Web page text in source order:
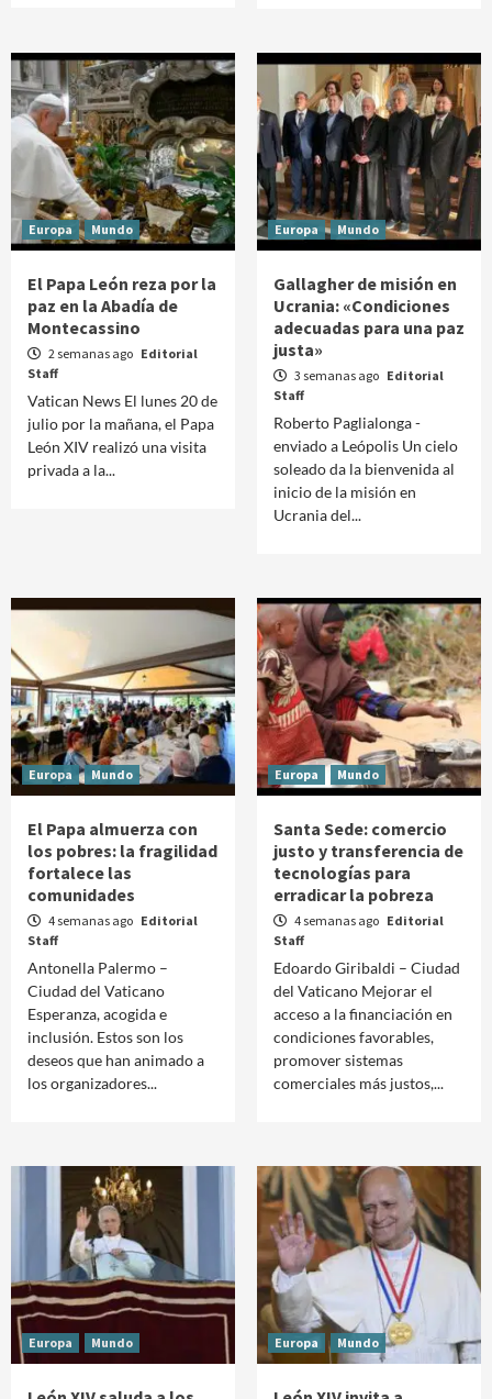
Europa Mundo
El Papa León reza por la
paz en la Abadía de
Montecassino
2 semanas ago Editorial
Staff
Vatican News El lunes 20 de
julio por la mañana, el Papa
León XIV realizó una visita
privada a la...
Europa Mundo
Gallagher de misión en
Ucrania: «Condiciones
adecuadas para una paz
justa»
3 semanas ago Editorial
Staff
Roberto Paglialonga -
enviado a Leópolis Un cielo
soleado da la bienvenida al
inicio de la misión en
Ucrania del...
Europa Mundo
El Papa almuerza con
los pobres: la fragilidad
fortalece las
comunidades
4 semanas ago Editorial
Staff
Antonella Palermo –
Ciudad del Vaticano
Esperanza, acogida e
inclusión. Estos son los
deseos que han animado a
los organizadores...
Europa Mundo
Santa Sede: comercio
justo y transferencia de
tecnologías para
erradicar la pobreza
4 semanas ago Editorial
Staff
Edoardo Giribaldi – Ciudad
del Vaticano Mejorar el
acceso a la financiación en
condiciones favorables,
promover sistemas
comerciales más justos,...
Europa Mundo Europa Mundo